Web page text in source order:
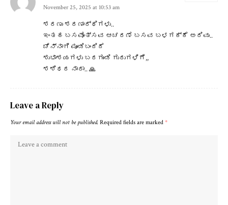
November 25, 2025 at 10:53 am
ಶರಣು ಶರಣಾರ್ಥಿಗಳು..
ಇಂತಹ ಬಸವೊತ್ಸವ ಆಚರಣೆ ಬಸವ ಬಳಗಕ್ಕೆ ಅರಿವು..
ಚೆನ್ನಾಗಿ ಮೂಡಿಬಂದಿದೆ
ಶುಭಾಶಯಗಳು ಬರಗುಂಡಿ ಗುರುಗಳಿಗೆ,,
ಶಶಿಧರ ನಾರಾ.. 🙏
Leave a Reply
Your email address will not be published. Required fields are marked *